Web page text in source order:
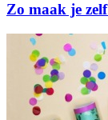
Zo maak je